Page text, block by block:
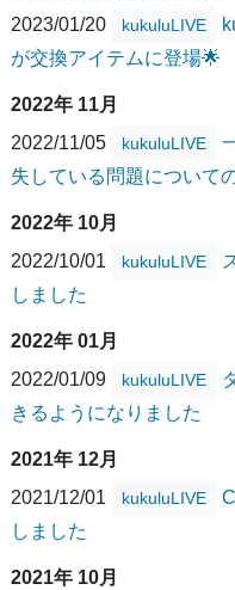
2023/01/20
kukuluLIVE
が交換アイテムに登場🌟
2022年 11月
2022/11/05
kukuluLIVE
失している問題について
2022年 10月
2022/10/01
kukuluLIVE
しました
2022年 01月
2022/01/09
kukuluLIVE
きるようになりました
2021年 12月
2021/12/01
kukuluLIVE
しました
2021年 10月